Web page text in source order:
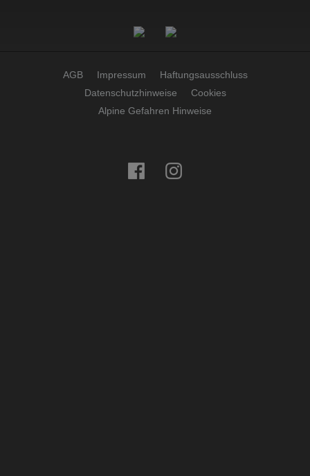
AGB Impressum
Haftungsausschluss
Datenschutzhinweise
Cookies
Alpine Gefahren Hinweise